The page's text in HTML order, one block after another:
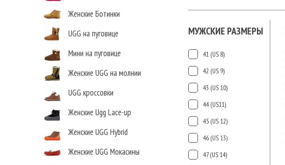
Женские Ботинки
UGG на пуговице
Мини на пуговице
Женские UGG на молнии
UGG кроссовки
Женские Ugg Lace-up
Женские UGG Hybrid
Женские UGG Мокасины
МУЖСКИЕ РАЗМЕРЫ
41 (US 8)
42 (US 9)
43 (US 10)
44 (US11)
45 (US 12)
46 (US 13)
47 (US 14)